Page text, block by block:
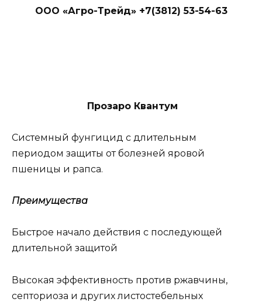
ООО «Агро-Трейд» +7(3812) 53-54-63
Прозаро Квантум
Системный фунгицид с длительным
периодом защиты от болезней яровой
пшеницы и рапса.
Преимущества
Быстрое начало действия с последующей
длительной защитой
Высокая эффективность против ржавчины,
септориоза и других листостебельных